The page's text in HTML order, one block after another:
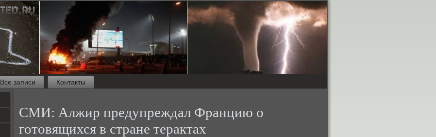
Все записи Контакты
СМИ: Алжир предупреждал Францию о
готовящихся в стране терактах